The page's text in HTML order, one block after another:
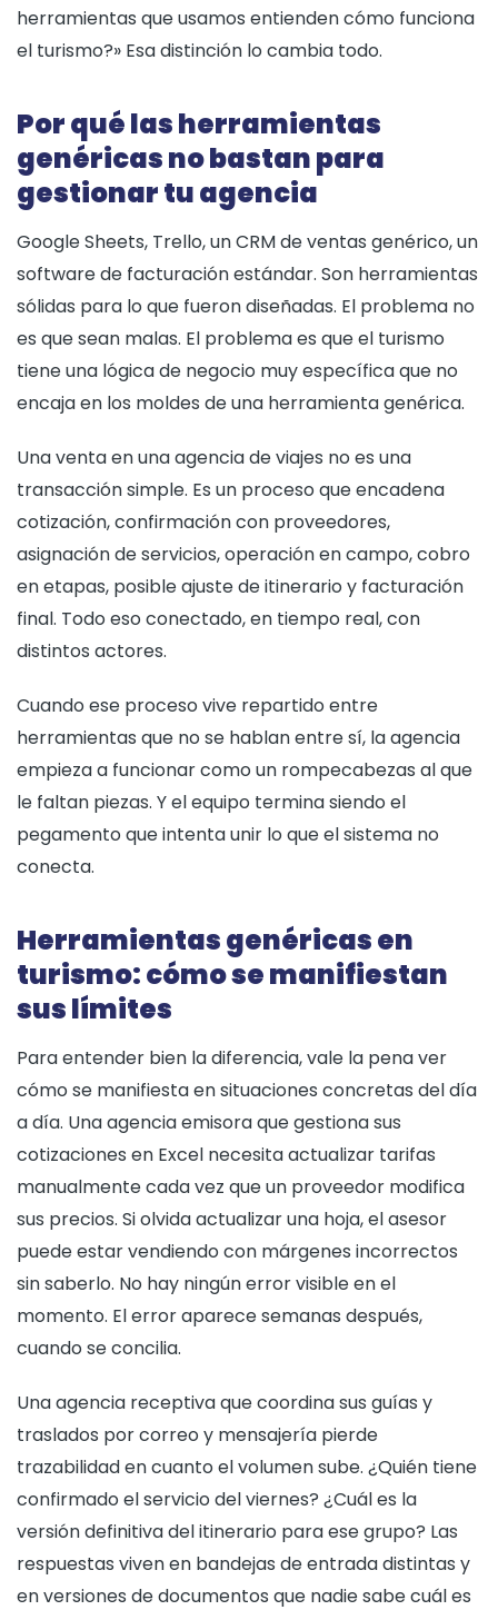
herramientas que usamos entienden cómo funciona
el turismo?» Esa distinción lo cambia todo.
Por qué las herramientas
genéricas no bastan para
gestionar tu agencia
Google Sheets, Trello, un CRM de ventas genérico, un
software de facturación estándar. Son herramientas
sólidas para lo que fueron diseñadas. El problema no
es que sean malas. El problema es que el turismo
tiene una lógica de negocio muy específica que no
encaja en los moldes de una herramienta genérica.
Una venta en una agencia de viajes no es una
transacción simple. Es un proceso que encadena
cotización, confirmación con proveedores,
asignación de servicios, operación en campo, cobro
en etapas, posible ajuste de itinerario y facturación
final. Todo eso conectado, en tiempo real, con
distintos actores.
Cuando ese proceso vive repartido entre
herramientas que no se hablan entre sí, la agencia
empieza a funcionar como un rompecabezas al que
le faltan piezas. Y el equipo termina siendo el
pegamento que intenta unir lo que el sistema no
conecta.
Herramientas genéricas en
turismo: cómo se manifiestan
sus límites
Para entender bien la diferencia, vale la pena ver
cómo se manifiesta en situaciones concretas del día
a día. Una agencia emisora que gestiona sus
cotizaciones en Excel necesita actualizar tarifas
manualmente cada vez que un proveedor modifica
sus precios. Si olvida actualizar una hoja, el asesor
puede estar vendiendo con márgenes incorrectos
sin saberlo. No hay ningún error visible en el
momento. El error aparece semanas después,
cuando se concilia.
Una agencia receptiva que coordina sus guías y
traslados por correo y mensajería pierde
trazabilidad en cuanto el volumen sube. ¿Quién tiene
confirmado el servicio del viernes? ¿Cuál es la
versión definitiva del itinerario para ese grupo? Las
respuestas viven en bandejas de entrada distintas y
en versiones de documentos que nadie sabe cuál es